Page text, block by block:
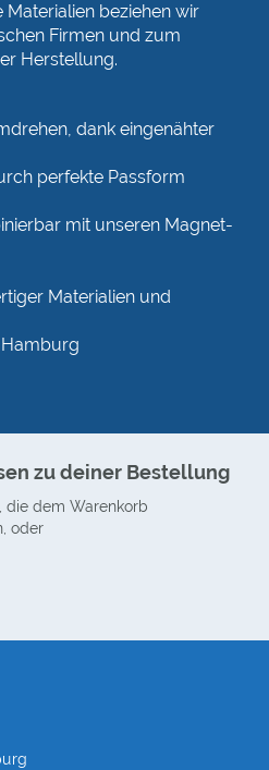
beziehen wir
Firmen und zum
Herstellung.
dank eingenähter
perfekte Passform
mit unseren Magnet-
Materialien und
Hamburg
zu deiner Bestellung
die dem Warenkorb
oder